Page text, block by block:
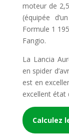
moteur de
(équipée
Formule 1
Fangio.
La Lancia
en spider
est en
excellent état
Calculez